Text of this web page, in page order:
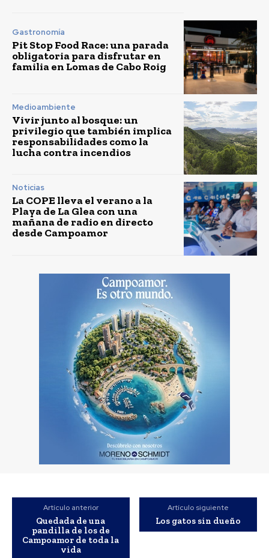
Gastronomía
Pit Stop Food Race: una parada
obligatoria para disfrutar en
familia en Lomas de Cabo Roig
Medioambiente
Vivir junto al bosque: un
privilegio que también implica
responsabilidades como la
lucha contra incendios
Noticias
La COPE lleva el verano a la
Playa de La Glea con una
mañana de radio en directo
desde Campoamor
Artículo anterior
Quedada de una
pandilla de los de
Campoamor de toda la
vida
Artículo siguiente
Los gatos sin dueño